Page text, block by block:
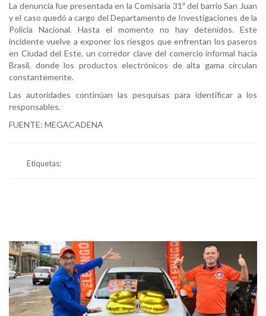
La denuncia fue presentada en la Comisaría 31ª del barrio San Juan
y el caso quedó a cargo del Departamento de Investigaciones de la
Policía Nacional. Hasta el momento no hay detenidos. Este
incidente vuelve a exponer los riesgos que enfrentan los paseros
en Ciudad del Este, un corredor clave del comercio informal hacia
Brasil, donde los productos electrónicos de alta gama circulan
constantemente.
Las autoridades continúan las pesquisas para identificar a los
responsables.
FUENTE: MEGACADENA
Etiquetas: